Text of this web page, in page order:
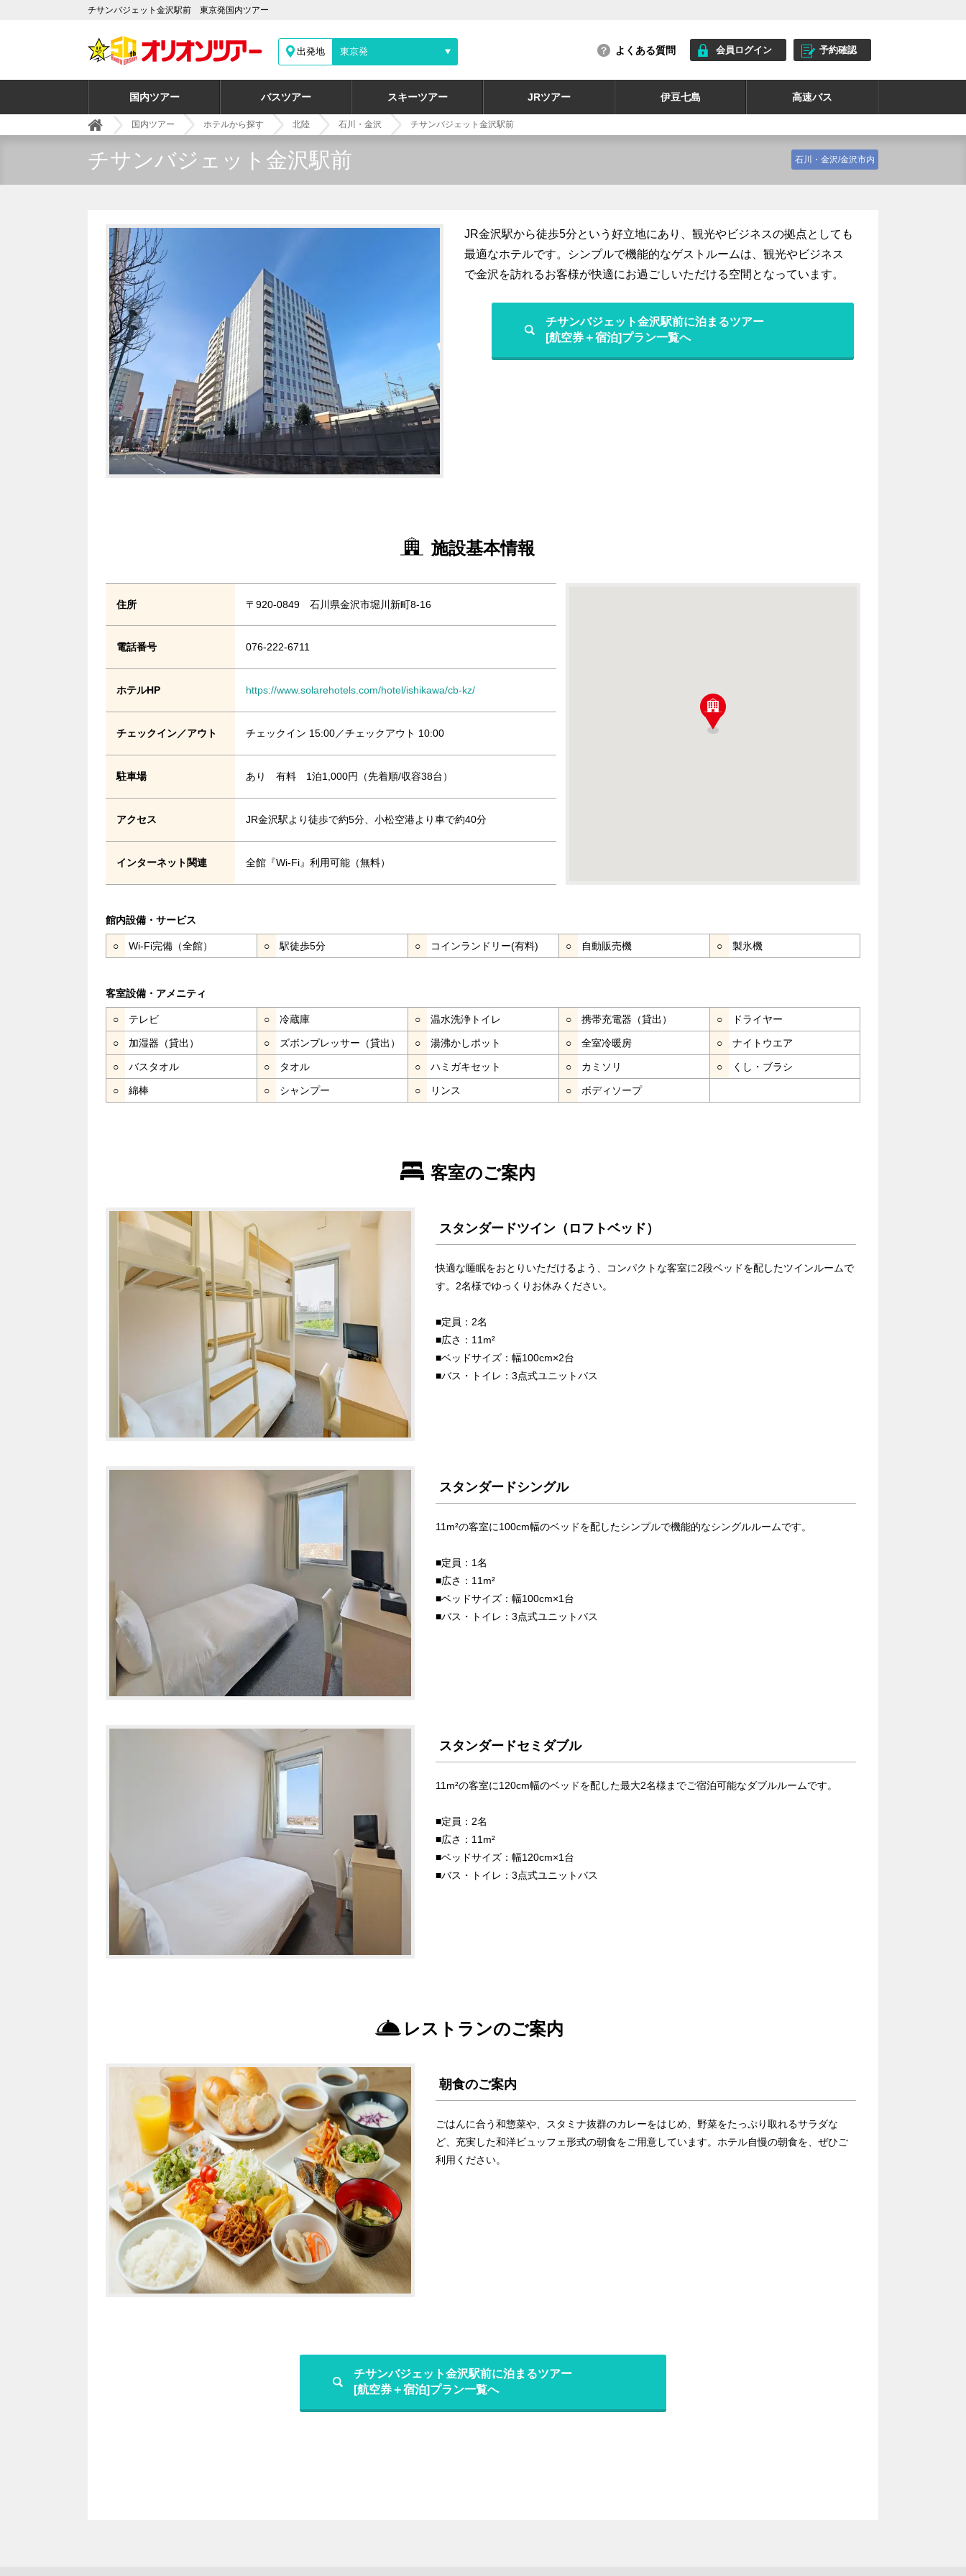
チサンバジェット金沢駅前 東京発国内ツアー
出発地 東京発 よくある質問 会員ログイン 予約確認
国内ツアー バスツアー スキーツアー JRツアー 伊豆七島 高速バス
国内ツアー ホテルから探す 北陸 石川・金沢 チサンバジェット金沢駅前
チサンバジェット金沢駅前 石川・金沢/金沢市内
JR金沢駅から徒歩5分という好立地にあり、観光やビジネスの拠点としても
最適なホテルです。シンプルで機能的なゲストルームは、観光やビジネス
で金沢を訪れるお客様が快適にお過ごしいただける空間となっています。
チサンバジェット金沢駅前に泊まるツアー
[航空券＋宿泊]プラン一覧へ
施設基本情報
住所 〒920-0849 石川県金沢市堀川新町8-16
電話番号 076-222-6711
ホテルHP https://www.solarehotels.com/hotel/ishikawa/cb-kz/
チェックイン／アウト チェックイン 15:00／チェックアウト 10:00
駐車場 あり 有料 1泊1,000円（先着順/収容38台）
アクセス JR金沢駅より徒歩で約5分、小松空港より車で約40分
インターネット関連 全館『Wi-Fi』利用可能（無料）
館内設備・サービス
○ Wi-Fi完備（全館） ○ 駅徒歩5分 ○ コインランドリー(有料) ○ 自動販売機 ○ 製氷機
客室設備・アメニティ
○ テレビ ○ 冷蔵庫 ○ 温水洗浄トイレ ○ 携帯充電器（貸出） ○ ドライヤー
○ 加湿器（貸出） ○ ズボンプレッサー（貸出） ○ 湯沸かしポット ○ 全室冷暖房 ○ ナイトウエア
○ バスタオル ○ タオル ○ ハミガキセット ○ カミソリ ○ くし・ブラシ
○ 綿棒 ○ シャンプー ○ リンス ○ ボディソープ
客室のご案内
スタンダードツイン（ロフトベッド）
快適な睡眠をおとりいただけるよう、コンパクトな客室に2段ベッドを配したツインルームで
す。2名様でゆっくりお休みください。
■定員：2名
■広さ：11m²
■ベッドサイズ：幅100cm×2台
■バス・トイレ：3点式ユニットバス
スタンダードシングル
11m²の客室に100cm幅のベッドを配したシンプルで機能的なシングルルームです。
■定員：1名
■広さ：11m²
■ベッドサイズ：幅100cm×1台
■バス・トイレ：3点式ユニットバス
スタンダードセミダブル
11m²の客室に120cm幅のベッドを配した最大2名様までご宿泊可能なダブルルームです。
■定員：2名
■広さ：11m²
■ベッドサイズ：幅120cm×1台
■バス・トイレ：3点式ユニットバス
レストランのご案内
朝食のご案内
ごはんに合う和惣菜や、スタミナ抜群のカレーをはじめ、野菜をたっぷり取れるサラダな
ど、充実した和洋ビュッフェ形式の朝食をご用意しています。ホテル自慢の朝食を、ぜひご
利用ください。
チサンバジェット金沢駅前に泊まるツアー
[航空券＋宿泊]プラン一覧へ